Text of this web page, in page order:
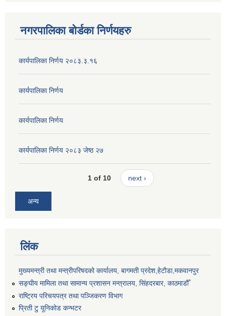
नगरपालिका बोर्डका निर्णयहरु
कार्यपालिका निर्णय २०८३.३.१६
कार्यपालिका निर्णय
कार्यपालिका निर्णय
कार्यपालिका निर्णय २०८३ जेष्ठ २७
1 of 10 next ›
अन्य
लिंक
मुख्यमन्त्री तथा मन्त्रीपरिषदको कार्यालय, बागमती प्रदेश,हेटाैडा,मकवानपुर
सङ्‍घीय मामिला तथा सामान्य प्रशासन मन्त्रालय, सिंहदरबार, काठमाडौँ
राष्ट्रिय परिचयपत्र तथा पञ्जिकरण विभाग
प्रिती टु यूनिकोड कन्भटर